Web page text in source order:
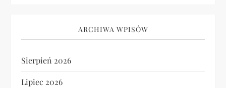
ARCHIWA WPISÓW
Sierpień 2026
Lipiec 2026